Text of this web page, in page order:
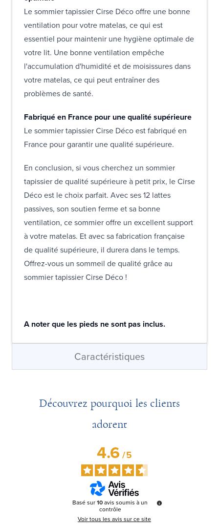
Le sommier tapissier Cirse Déco offre une bonne
ventilation pour votre matelas, ce qui est
essentiel pour maintenir une hygiène optimale de
votre lit. Une bonne ventilation empêche
l'accumulation d'humidité et de moisissures dans
votre matelas, ce qui peut entraîner des
problèmes de santé.
Fabriqué en France pour une qualité supérieure
Le sommier tapissier Cirse Déco est fabriqué en
France pour garantir une qualité supérieure.
En conclusion, si vous cherchez un sommier
tapissier de qualité supérieure à petit prix, le Cirse
Déco est le choix parfait. Avec ses 12 lattes
passives, son soutien ferme et sa bonne
ventilation, ce sommier offre un excellent support
à votre matelas. Et avec sa fabrication française
de qualité supérieure, il durera dans le temps.
Offrez-vous un sommeil de qualité grâce au
sommier tapissier Cirse Déco !
A noter que les pieds ne sont pas inclus.
Caractéristiques
Découvrez pourquoi les clients
adorent
4.6/5
Basé sur10avis soumis à un
contrôle
Voir tous les avis sur ce site